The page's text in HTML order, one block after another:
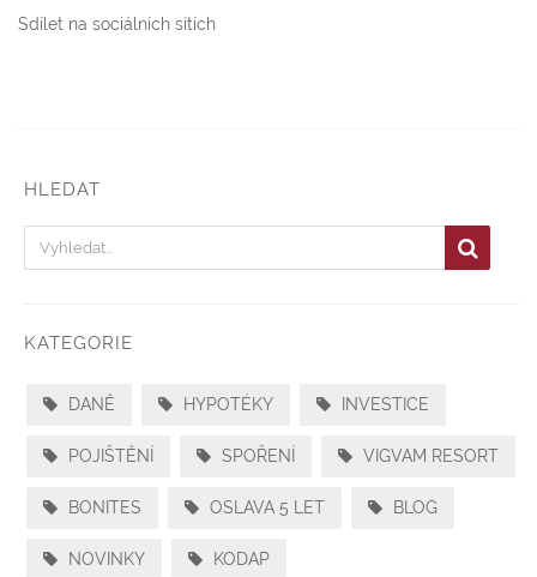
Sdílet na sociálních sítích
HLEDAT
KATEGORIE
DANĚ HYPOTÉKY INVESTICE
POJIŠTĚNÍ SPOŘENÍ VIGVAM RESORT
BONITES OSLAVA 5 LET BLOG
NOVINKY KODAP